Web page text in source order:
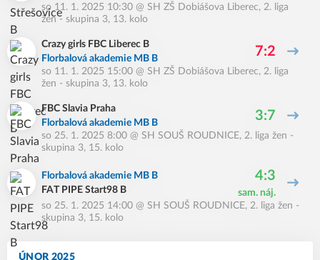
so 11. 1. 2025 10:30 @ SH ZŠ Dobiášova Liberec, 2. liga
žen - skupina 3, 13. kolo
Crazy girls FBC Liberec B
Florbalová akademie MB B
7:2
so 11. 1. 2025 15:00 @ SH ZŠ Dobiášova Liberec, 2. liga
žen - skupina 3, 13. kolo
FBC Slavia Praha
Florbalová akademie MB B
3:7
so 25. 1. 2025 8:00 @ SH SOUŠ ROUDNICE, 2. liga žen -
skupina 3, 15. kolo
Florbalová akademie MB B
FAT PIPE Start98 B
4:3
sam. náj.
so 25. 1. 2025 14:00 @ SH SOUŠ ROUDNICE, 2. liga žen -
skupina 3, 15. kolo
ÚNOR 2025